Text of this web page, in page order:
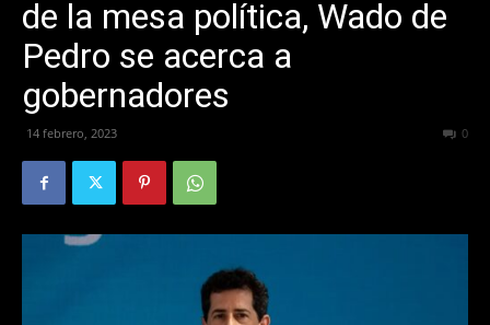
de la mesa política, Wado de
Pedro se acerca a
gobernadores
14 febrero, 2023 0